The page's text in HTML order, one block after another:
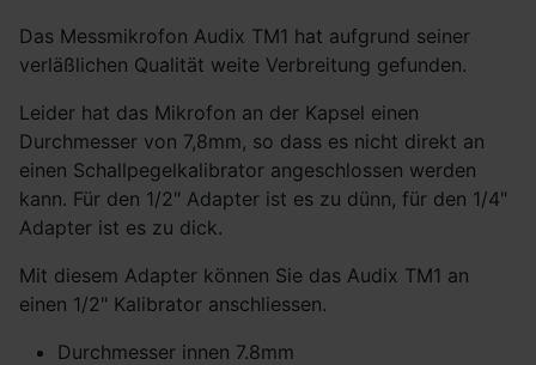
Das Messmikrofon Audix TM1 hat aufgrund seiner
verläßlichen Qualität weite Verbreitung gefunden.
Leider hat das Mikrofon an der Kapsel einen
Durchmesser von 7,8mm, so dass es nicht direkt an
einen Schallpegelkalibrator angeschlossen werden
kann. Für den 1/2" Adapter ist es zu dünn, für den 1/4"
Adapter ist es zu dick.
Mit diesem Adapter können Sie das Audix TM1 an
einen 1/2" Kalibrator anschliessen.
Durchmesser innen 7.8mm